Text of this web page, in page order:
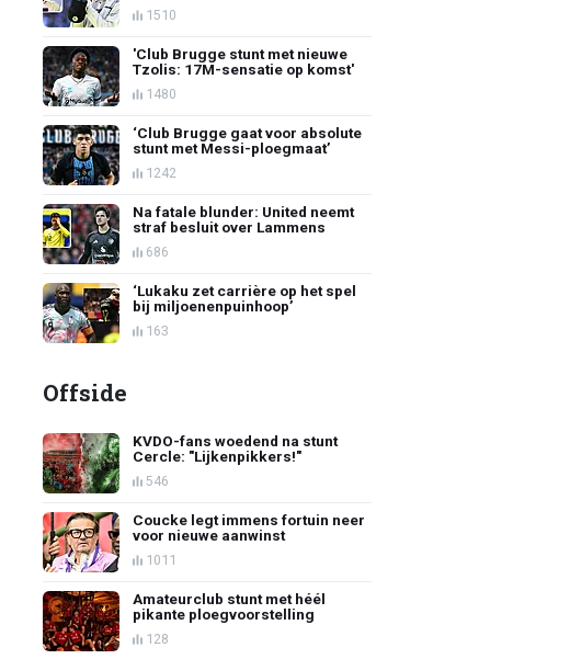
1510
'Club Brugge stunt met nieuwe
Tzolis: 17M-sensatie op komst'
1480
‘Club Brugge gaat voor absolute
stunt met Messi-ploegmaat’
1242
Na fatale blunder: United neemt
straf besluit over Lammens
686
‘Lukaku zet carrière op het spel
bij miljoenenpuinhoop’
163
Offside
KVDO-fans woedend na stunt
Cercle: "Lijkenpikkers!"
546
Coucke legt immens fortuin neer
voor nieuwe aanwinst
1011
Amateurclub stunt met héél
pikante ploegvoorstelling
128